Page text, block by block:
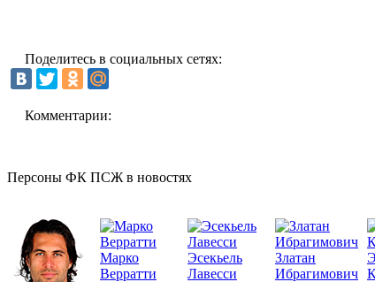
Поделитесь в социальных сетях:
Комментарии:
Персоны ФК ПСЖ в новостях
Марко
Верратти
Эсекьель
Лавесси
Златан
Ибрагимович